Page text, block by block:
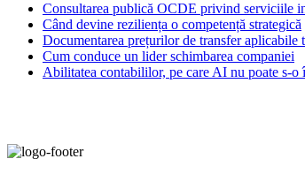
Consultarea publică OCDE privind serviciile
Când devine reziliența o competență strategică
Documentarea prețurilor de transfer aplicabile
Cum conduce un lider schimbarea companiei
Abilitatea contabililor, pe care AI nu poate s-o